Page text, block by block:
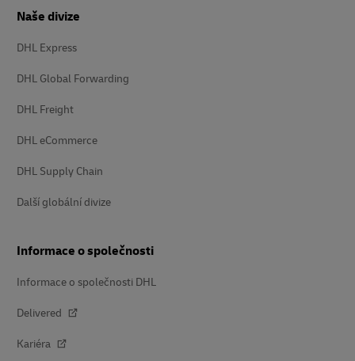
Naše divize
DHL Express
DHL Global Forwarding
DHL Freight
DHL eCommerce
DHL Supply Chain
Další globální divize
Informace o společnosti
Informace o společnosti DHL
Delivered
Kariéra